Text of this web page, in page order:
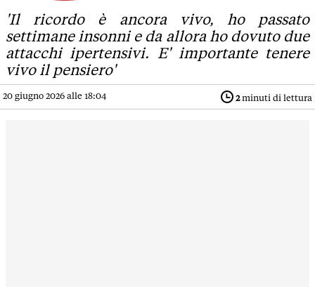
'Il ricordo è ancora vivo, ho passato
settimane insonni e da allora ho dovuto due
attacchi ipertensivi. E' importante tenere
vivo il pensiero'
20 giugno 2026 alle 18:04 2minuti di lettura